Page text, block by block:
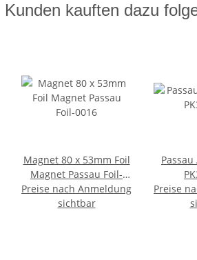
Kunden kauften dazu
Magnet 80 x 53mm Foil
Magnet Passau Foil-
0016
Preise nach Anmeldung
sichtbar
Preise